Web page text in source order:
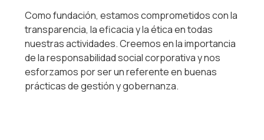
Como fundación, estamos comprometidos con la
transparencia, la eficacia y la ética en todas
nuestras actividades. Creemos en la importancia
de la responsabilidad social corporativa y nos
esforzamos por ser un referente en buenas
prácticas de gestión y gobernanza.